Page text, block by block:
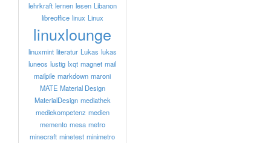
lehrkraft lernen lesen Libanon
libreoffice linux Linux
linuxlounge
linuxmint literatur Lukas lukas
luneos lustig lxqt magnet mail
mailpile markdown maroni
MATE Material Design
MaterialDesign mediathek
mediekompetenz medien
memento mesa metro
minecraft minetest minimetro